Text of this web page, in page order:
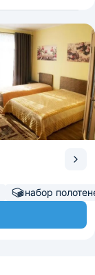
набор